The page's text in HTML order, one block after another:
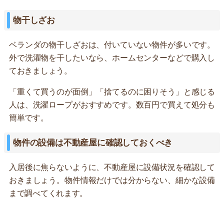
物干しざお
ベランダの物干しざおは、付いていない物件が多いです。
外で洗濯物を干したいなら、ホームセンターなどで購入し
ておきましょう。
「重くて買うのが面倒」「捨てるのに困りそう」と感じる
人は、洗濯ロープがおすすめです。数百円で買えて処分も
簡単です。
物件の設備は不動産屋に確認しておくべき
入居後に焦らないように、不動産屋に設備状況を確認して
おきましょう。物件情報だけでは分からない、細かな設備
まで調べてくれます。